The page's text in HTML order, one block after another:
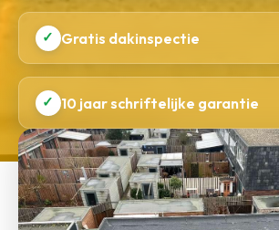
✓ Gratis dakinspectie
✓ 10 jaar schriftelijke garantie